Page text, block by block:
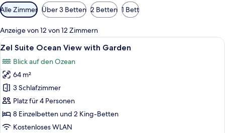
Verfügbare
Filter
für
Zimmer
Alle Zimmer Über 3 Betten 2 Betten 1 Bett
Anzeige von 12 von 12 Zimmern
Alle
Fotos
für
Zel
Suite
Ocean
View
with
Ein Hotelzimmer mit einem großen
7
Zel Suite Ocean View with Garden
Blick auf den Ozean
64 m²
3 Schlafzimmer
Platz für 4 Personen
8 Einzelbetten und 2 King-Betten
Kostenloses WLAN